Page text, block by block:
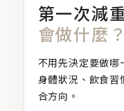
第一次減
會做什麼？
不用先決定要做哪
身體狀況、飲食習
合方向。